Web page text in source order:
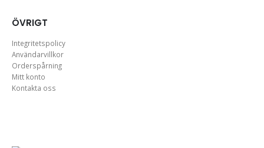
ÖVRIGT
Integritetspolicy
Användarvillkor
Orderspårning
Mitt konto
Kontakta oss